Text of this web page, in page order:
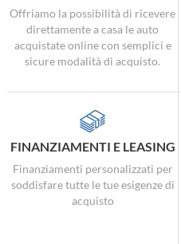
Offriamo la possibilità di ricevere
direttamente a casa le auto
acquistate online con semplici e
sicure modalità di acquisto.
FINANZIAMENTI E LEASING
Finanziamenti personalizzati per
soddisfare tutte le tue esigenze di
acquisto